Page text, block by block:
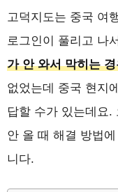
고덕지도는 중국 여
로그인이 풀리고 나
가 안 와서 막히는
없었는데 중국 현지
답할 수가 있는데요.
안 올 때 해결 방법
니다.